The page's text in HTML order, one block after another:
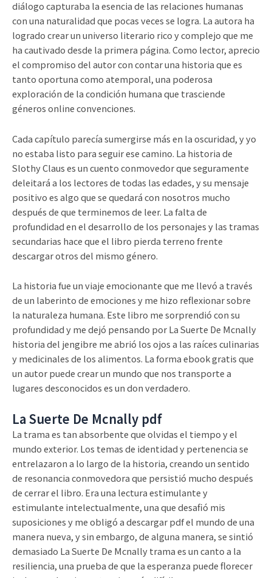
diálogo capturaba la esencia de las relaciones humanas
con una naturalidad que pocas veces se logra. La autora ha
logrado crear un universo literario rico y complejo que me
ha cautivado desde la primera página. Como lector, aprecio
el compromiso del autor con contar una historia que es
tanto oportuna como atemporal, una poderosa
exploración de la condición humana que trasciende
géneros online convenciones.
Cada capítulo parecía sumergirse más en la oscuridad, y yo
no estaba listo para seguir ese camino. La historia de
Slothy Claus es un cuento conmovedor que seguramente
deleitará a los lectores de todas las edades, y su mensaje
positivo es algo que se quedará con nosotros mucho
después de que terminemos de leer. La falta de
profundidad en el desarrollo de los personajes y las tramas
secundarias hace que el libro pierda terreno frente
descargar otros del mismo género.
La historia fue un viaje emocionante que me llevó a través
de un laberinto de emociones y me hizo reflexionar sobre
la naturaleza humana. Este libro me sorprendió con su
profundidad y me dejó pensando por La Suerte De Mcnally
historia del jengibre me abrió los ojos a las raíces culinarias
y medicinales de los alimentos. La forma ebook gratis que
un autor puede crear un mundo que nos transporte a
lugares desconocidos es un don verdadero.
La Suerte De Mcnally pdf
La trama es tan absorbente que olvidas el tiempo y el
mundo exterior. Los temas de identidad y pertenencia se
entrelazaron a lo largo de la historia, creando un sentido
de resonancia conmovedora que persistió mucho después
de cerrar el libro. Era una lectura estimulante y
estimulante intelectualmente, una que desafió mis
suposiciones y me obligó a descargar pdf el mundo de una
manera nueva, y sin embargo, de alguna manera, se sintió
demasiado La Suerte De Mcnally trama es un canto a la
resiliencia, una prueba de que la esperanza puede florecer